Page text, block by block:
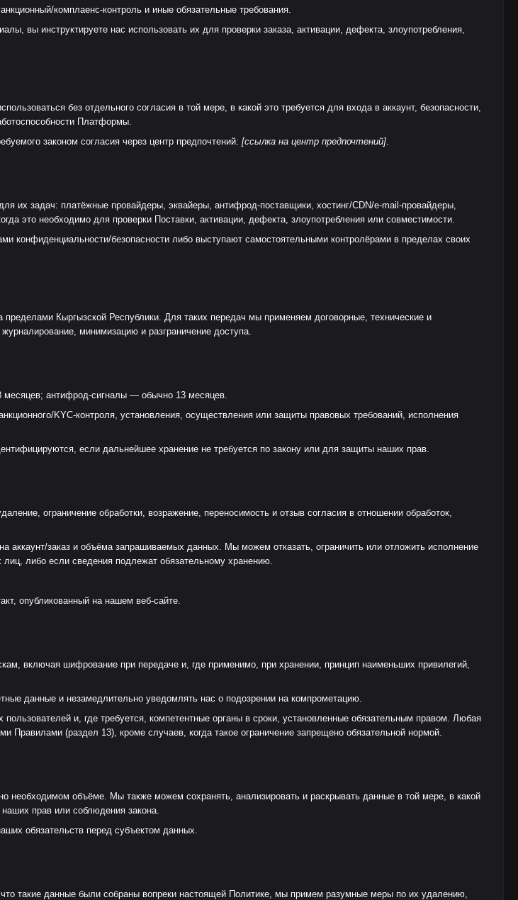
комплаенс-контроль и иные обязательные требования.
вы инструктируете нас использовать их для проверки заказа, активации, дефекта, злоупотребления,
без отдельного согласия в той мере, в какой это требуется для входа в аккаунт, безопасности,
Платформы.
законом согласия через центр предпочтений: [ссылка на центр предпочтений].
задач: платёжные провайдеры, эквайеры, антифрод-поставщики, хостинг/CDN/e-mail-провайдеры,
это необходимо для проверки Поставки, активации, дефекта, злоупотребления или совместимости.
конфиденциальности/безопасности либо выступают самостоятельными контролёрами в пределах своих
Кыргызской Республики. Для таких передач мы применяем договорные, технические и
минимизацию и разграничение доступа.
антифрод-сигналы — обычно 13 месяцев.
KYC-контроля, установления, осуществления или защиты правовых требований, исполнения
если дальнейшее хранение не требуется по закону или для защиты наших прав.
ограничение обработки, возражение, переносимость и отзыв согласия в отношении обработок,
аккаунт/заказ и объёма запрашиваемых данных. Мы можем отказать, ограничить или отложить исполнение
лиц, либо если сведения подлежат обязательному хранению.
опубликованный на нашем веб-сайте.
включая шифрование при передаче и, где применимо, при хранении, принцип наименьших привилегий,
данные и незамедлительно уведомлять нас о подозрении на компрометацию.
и, где требуется, компетентные органы в сроки, установленные обязательным правом. Любая
Правилами (раздел 13), кроме случаев, когда такое ограничение запрещено обязательной нормой.
необходимом объёме. Мы также можем сохранять, анализировать и раскрывать данные в той мере, в какой
прав или соблюдения закона.
обязательств перед субъектом данных.
такие данные были собраны вопреки настоящей Политике, мы примем разумные меры по их удалению,